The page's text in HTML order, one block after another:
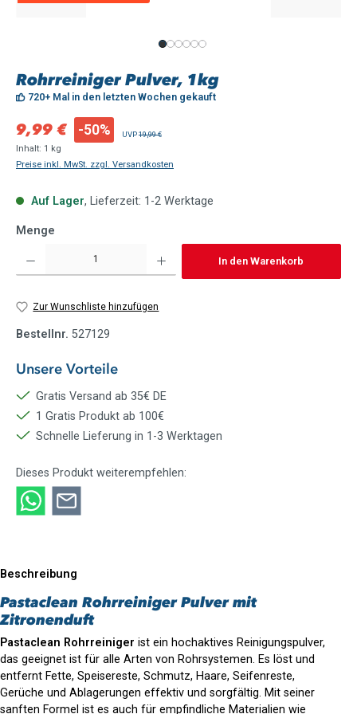
Rohrreiniger Pulver, 1kg
720+ Mal in den letzten Wochen gekauft
Verkaufspreis:
9,99 € -50% Regulärer Preis:
UVP19,99 €
Inhalt: 1 kg
Preise inkl. MwSt. zzgl. Versandkosten
Auf Lager, Lieferzeit: 1-2 Werktage
Menge
In den Warenkorb
Zur Wunschliste hinzufügen
Bestellnr. 527129
Unsere Vorteile
Gratis Versand ab 35€ DE
1 Gratis Produkt ab 100€
Schnelle Lieferung in 1-3 Werktagen
Dieses Produkt weiterempfehlen:
Beschreibung
Pastaclean Rohrreiniger Pulver mit
Zitronenduft
Pastaclean Rohrreiniger ist ein hochaktives Reinigungspulver,
das geeignet ist für alle Arten von Rohrsystemen. Es löst und
entfernt Fette, Speisereste, Schmutz, Haare, Seifenreste,
Gerüche und Ablagerungen effektiv und sorgfältig. Mit seiner
sanften Formel ist es auch für empfindliche Materialien wie